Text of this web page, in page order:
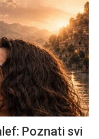
Poznati svi